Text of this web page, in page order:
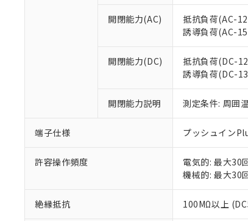
開閉能力(AC)
抵抗負荷(AC-
誘導負荷(AC-
開閉能力(DC)
抵抗負荷(DC-
誘導負荷(DC-
開閉能力説明 測定条件: 周
端子仕様 プッシュイン
許容操作頻度
電気的: 最大30
機械的: 最大30
絶縁抵抗 100MΩ以上
ご利用
本サー
くもの
当社制
在庫状
のであ
い。
正式
※1 対応状
対応済み
対応予定：
対応予定な
調査・確認
仕入先様の
があります
*EU RoHS指令
鉛(Pb)
フタル酸ビス
ル（DBP）
但し、RoHS指
フタル酸エステ
※1 中国
「○」：最
「×」：最
「－」：未
*中国RoHS10物
Pb(鉛)
Cr(Ⅵ)(六価クロ
DEHP(フタル酸
当社は
う）を
などの
当社は
ます。
当社は
号